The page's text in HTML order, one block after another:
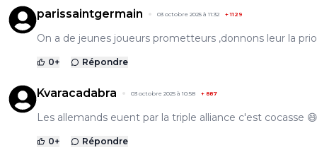
parissaintgermain 03 octobre 2025 à 11:32 +1129
On a de jeunes joueurs prometteurs ,donnons leur la
0+ Répondre
Kvaracadabra 03 octobre 2025 à 10:58 + 887
Les allemands euent par la triple alliance c'est cocasse 😄
0+ Répondre